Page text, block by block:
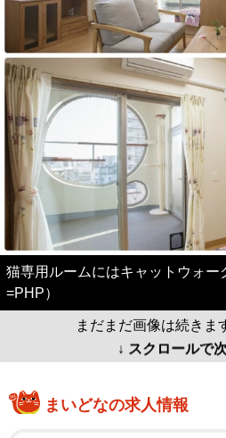
猫専用ルームにはキャットウォー
=PHP）
まだまだ画像は続きま
↓ スクロールで
まいどなの求人情報